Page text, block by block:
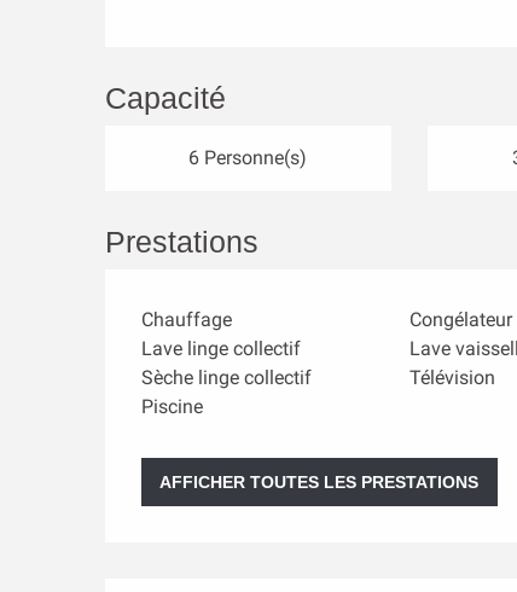
Capacité
6 Personne(s)
Prestations
Chauffage Congélateur
Lave linge collectif
Lave
Sèche linge collectif
Télévision
Piscine
AFFICHER TOUTES LES PRESTATIONS